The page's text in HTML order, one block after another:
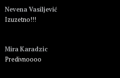
Nevena Vasiljević
Izuzetno!!!
Mira Karadzic
Predivnoooo